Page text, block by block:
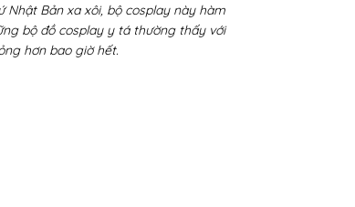
Bản xa xôi, bộ cosplay này hàm
bộ đồ cosplay y tá thường thấy với
hơn bao giờ hết.